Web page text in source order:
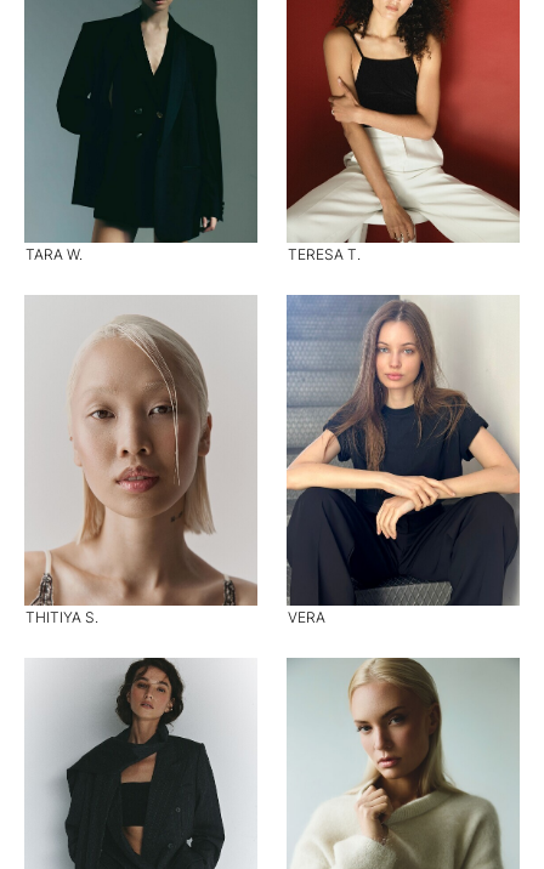
TARA W. TERESA T.
THITIYA S. VERA